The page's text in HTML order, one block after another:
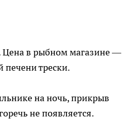
Цена в рыбном магазине —
печени трески.
на ночь, прикрыв
не появляется.